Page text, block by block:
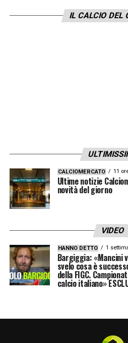
spingono nella stessa
vanno valorizzati, ma è
parte del mio gioco.
abbiamo, poi valuteremo
Sugli obiettivi stagionali,
Champions League . Lo
per parlarne. Intanto
base solida, con giovani
esperienza, per arrivare
Alla domanda sucosa
all’esperienza all’Inter,
IL CALCIO DEL
CALCIOMERCATO 11
Ultime notizie
novità del giorno
VIDEO
HANNO DETTO 1
Bargiggia: «Mancini
svelo cosa è
della FIGC.
calcio italiano»